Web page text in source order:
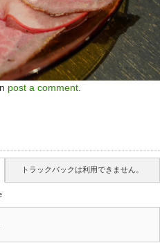
post a comment
トラックバックは利用できません。